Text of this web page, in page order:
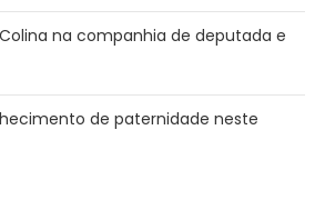
na companhia de deputada e
de paternidade neste